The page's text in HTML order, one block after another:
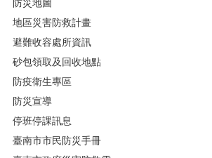
防災地圖
地區災害防救計畫
避難收容處所資訊
砂包領取及回收地點
防疫衛生專區
防災宣導
停班停課訊息
臺南市市民防災手冊